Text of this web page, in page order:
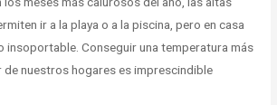
ir a la playa o a la piscina, pero en casa
insoportable. Conseguir una temperatura más
de nuestros hogares es imprescindible